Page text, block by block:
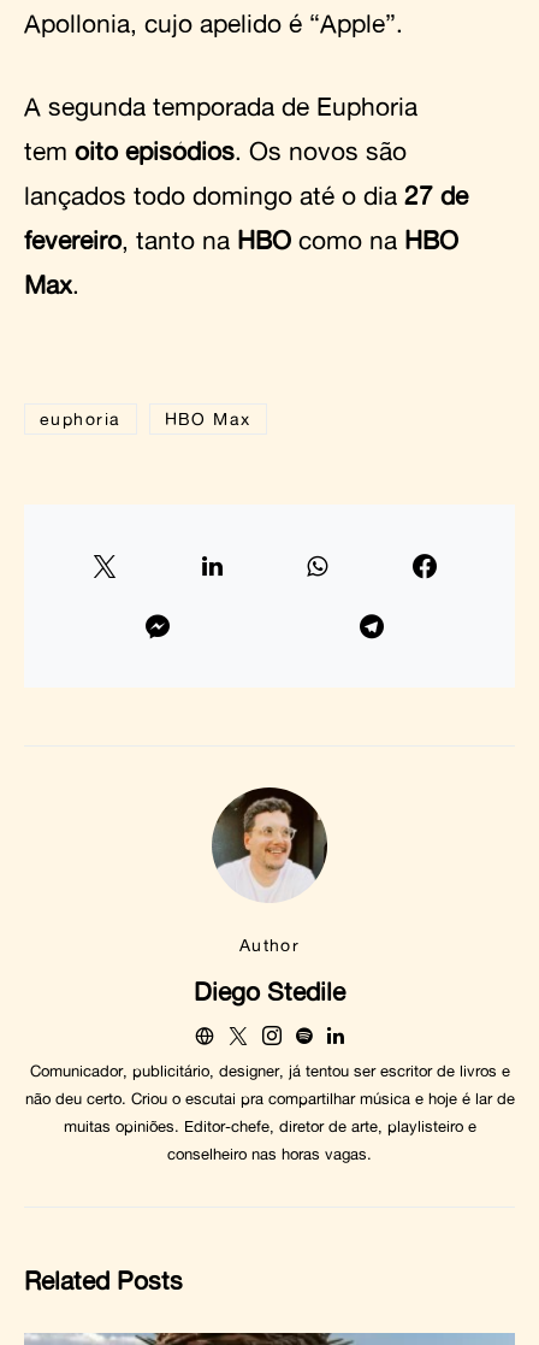
Apollonia, cujo apelido é “Apple”.
A segunda temporada de Euphoria
tem oito episódios. Os novos são
lançados todo domingo até o dia 27 de
fevereiro, tanto na HBO como na HBO
Max.
euphoria HBO Max
Author
Diego Stedile
Comunicador, publicitário, designer, já tentou ser escritor de livros e
não deu certo. Criou o escutai pra compartilhar música e hoje é lar de
muitas opiniões. Editor-chefe, diretor de arte, playlisteiro e
conselheiro nas horas vagas.
Related Posts